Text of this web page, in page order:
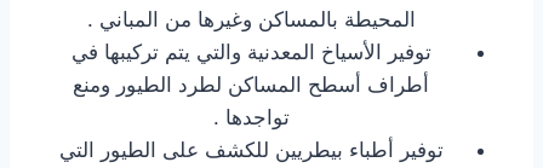
المحيطة بالمساكن وغيرها من المباني .
توفير الأسياخ المعدنية والتي يتم تركيبها في
أطراف أسطح المساكن لطرد الطيور ومنع
تواجدها .
توفير أطباء بيطريين للكشف على الطيور التي